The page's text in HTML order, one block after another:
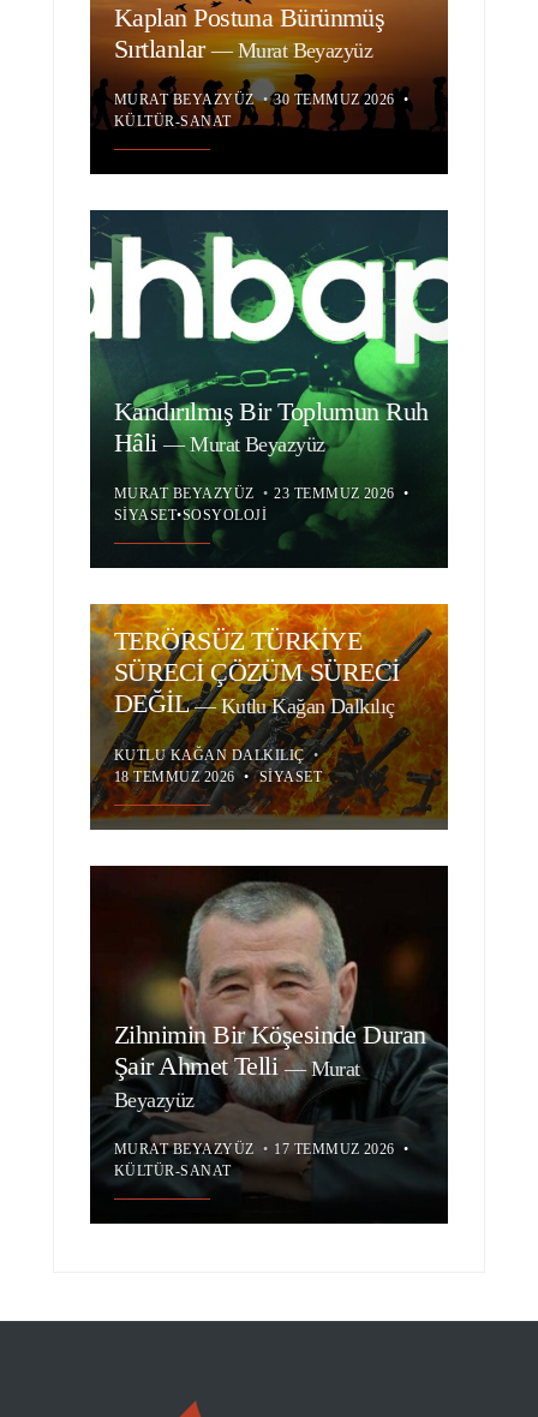
Kaplan Postuna Bürünmüş
Sırtlanlar—Murat Beyazyüz
MURAT BEYAZYÜZ • 30 TEMMUZ 2026 •
KÜLTÜR-SANAT
Kandırılmış Bir Toplumun Ruh
Hâli—Murat Beyazyüz
MURAT BEYAZYÜZ • 23 TEMMUZ 2026 •
SIYASET•SOSYOLOJI
TERÖRSÜZ TÜRKİYE
SÜRECİ ÇÖZÜM SÜRECİ
DEĞİL—Kutlu Kağan Dalkılıç
KUTLU KAĞAN DALKILIÇ •
18 TEMMUZ 2026 • SIYASET
Zihnimin Bir Köşesinde Duran
Şair Ahmet Telli—Murat
Beyazyüz
MURAT BEYAZYÜZ • 17 TEMMUZ 2026 •
KÜLTÜR-SANAT